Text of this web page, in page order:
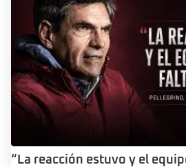
“La reacción estuvo y el